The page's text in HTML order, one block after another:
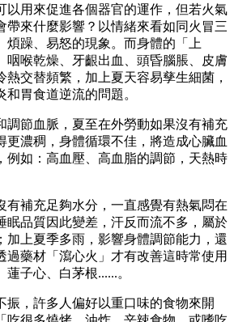
以用來促進各個器官的運作，但若火氣
帶來什麼影響？以情緒來看如同火冒三
煩躁、易怒的現象。而身體的「上
咽喉乾燥、牙齦出血、頭昏腦脹、皮膚
熱交替頻繁，加上夏天容易孳生細菌，
胃食道逆流的問題。
調節血脈，夏至在外勞動如果沒有補充
更濃稠，身體循環不佳，將造成心臟血
例如：高血壓、高血脂的調節，天熱時
有補充足夠水分，一直感覺有熱氣悶在
眠品質因此變差，汗反而流不多，屬於
加上夏季多雨，影響身體調節能力，還
過藥材「瀉心火」才有改善這時常使用
子心、白茅根......。
振，許多人偏好以重口味的食物來開